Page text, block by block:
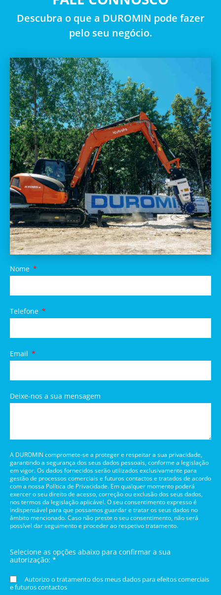
Descubra o que a DUROMIN pode fazer
pelo seu negócio.
Nome
Telefone
Email
Deixe-nos a sua mensagem
A DUROMIN compromete-se a proteger e respeitar a sua privacidade,
garantindo a segurança dos seus dados pessoais, conforme a legislação
em vigor. Os dados fornecidos serão utilizados exclusivamente para
gestão de processos comerciais e futuros contactos e tratados de acordo
com a nossa Política de Privacidade. Em qualquer momento poderá
exercer o seu direito de acesso, correção ou exclusão dos seus dados,
nos termos da legislação aplicável. O seu consentimento expresso é
indispensável para que possamos guardar e tratar os seus dados no
âmbito mencionado. Caso não preste o seu consentimento, não será
possível dar seguimento e proceder ao respetivo tratamento.
Selecione as opções abaixo para confirmar a sua
autorização: *
Autorizo o tratamento dos meus dados para efeitos comerciais
e futuros contactos